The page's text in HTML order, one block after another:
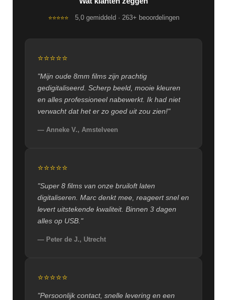
⭐⭐⭐⭐⭐ 5,0 gemiddeld · 263+ beoordelingen
⭐⭐⭐⭐⭐
"Mijn oude 8mm films zijn prachtig
gedigitaliseerd. Scherp beeld, mooie kleuren
en alles professioneel nabewerkt. Ik had niet
verwacht dat het er zo goed uit zou zien!"
— Anneke V., Amstelveen
⭐⭐⭐⭐⭐
"Super 8 films van onze bruiloft laten
digitaliseren. Marc denkt mee, reageert snel en
levert uitstekende kwaliteit. Binnen 3 dagen
alles op USB."
— Peter de J., Utrecht
⭐⭐⭐⭐⭐
"Persoonlijk contact, snelle levering en een